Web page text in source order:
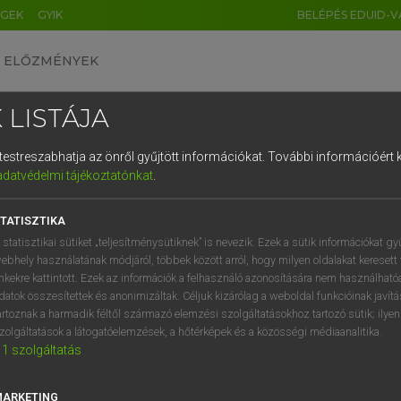
GYIK BELÉPÉS EDUID-
ELŐZMÉNYEK
szótár
VAN ELŐFIZETÉSED?
megtekintéséhez.
LISTÁJA
az önről gyűjtött információkat. További információért
tájékoztatónkat.
statisztikai sütiket „teljesítménysütiknek” is nevezik. Ezek a sütik információkat
használatának módjáról, többek között arról, hogy milyen oldalakat keresett
kattintott. Ezek az információk a felhasználó azonosítására nem
összesítettek és anonimizáltak. Céljuk kizárólag a weboldal funkcióinak
a harmadik féltől származó elemzési szolgáltatásokhoz tartozó sütik;
a látogatóelemzések, a hőtérképek és a közösségi médiaanalitika.
1 szolgáltatás
DE CN FR ES IT NL
1 2 3 4 5 6 7 8 9
q w e r t z u i
a s d f g h j k l é
í y x c v b n m , .